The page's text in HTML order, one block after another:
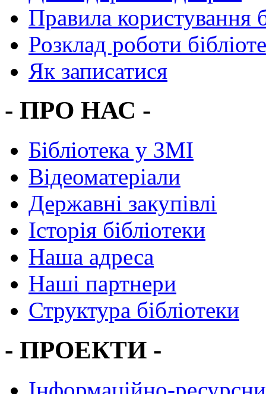
Правила користування
Розклад роботи
Як записатися
- ПРО НАС -
Бібліотека у ЗМІ
Відеоматеріали
Державні закупівлі
Історія бібліотеки
Наша адреса
Наші партнери
Структура бібліотеки
- ПРОЕКТИ -